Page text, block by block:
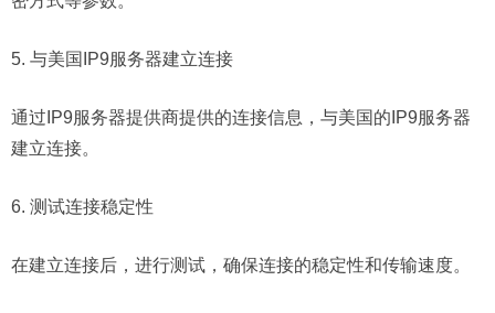
5. 与美国IP9服务器建立连接
通过IP9服务器提供商提供的连接信息，与美国的IP9服务器
建立连接。
6. 测试连接稳定性
在建立连接后，进行测试，确保连接的稳定性和传输速度。